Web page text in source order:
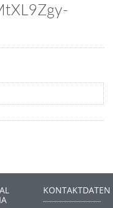
KONTAKTDATEN